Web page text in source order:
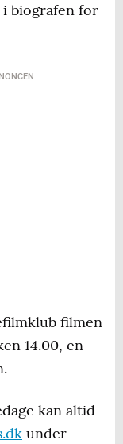
i biografen for
filmen
14.00, en
kan altid
under